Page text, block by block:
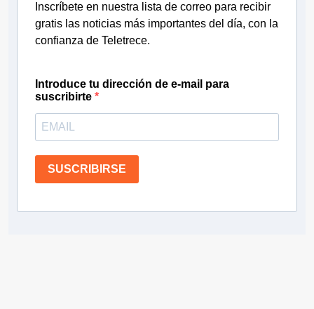
Inscríbete en nuestra lista de correo para recibir
gratis las noticias más importantes del día, con la
confianza de Teletrece.
Introduce tu dirección de e-mail para
suscribirte
SUSCRIBIRSE